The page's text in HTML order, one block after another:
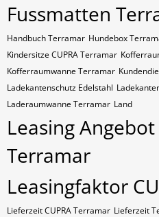
Fussmatten
Handbuch Terramar Hundebox
Kindersitze CUPRA Terramar
Kofferraumwanne Terramar
Ladekantenschutz Edelstahl
Laderaumwanne Terramar Land
Leasing Angebot
Terramar
Leasingfaktor
Lieferzeit CUPRA Terramar Lieferzeit